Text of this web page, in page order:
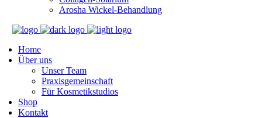
Arosha Wickel-Behandlung
Home
Über uns
Unser Team
Praxisgemeinschaft
Für Kosmetikstudios
Shop
Kontakt